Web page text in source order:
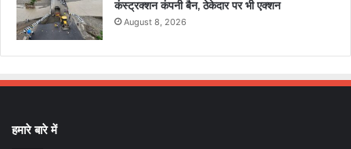
कंस्ट्रक्शन कंपनी बैन, ठेकेदार पर भी एक्शन
August 8, 2026
हमारे बारे में